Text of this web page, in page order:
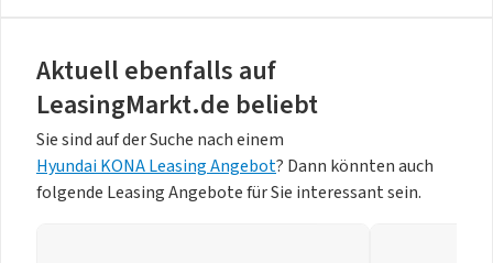
Aktuell ebenfalls auf
LeasingMarkt.de beliebt
Sie sind auf der Suche nach einem
Hyundai KONA Leasing Angebot? Dann könnten auch
folgende Leasing Angebote für Sie interessant sein.